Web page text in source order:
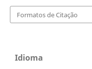
Formatos de Citação
Idioma